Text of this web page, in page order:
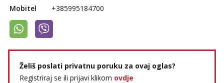
Mobitel +385995184700
Želiš poslati privatnu poruku za ovaj oglas?
Registriraj se ili prijavi klikom ovdje